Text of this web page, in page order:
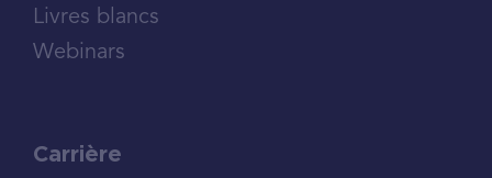
Livres blancs
Webinars
Carrière